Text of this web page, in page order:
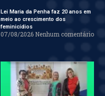
Lei Maria da Penha faz 20 anos em
meio ao crescimento dos
feminicídios
07/08/2026 Nenhum comentário